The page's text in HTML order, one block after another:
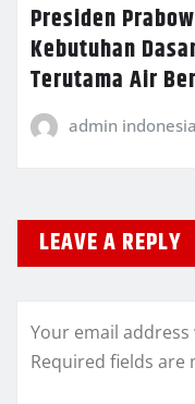
Presiden
Kebutuhan
Terutama Air
admin
LEAVE A REPLY
Your email
Required fields are